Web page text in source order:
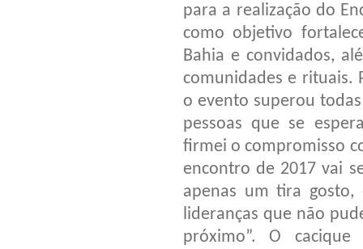
para a realização do
como objetivo
Bahia e convidados,
comunidades e rituais.
o evento superou
pessoas que se
firmei o compromisso
encontro de 2017 vai
apenas um tira
lideranças que não
próximo”. O